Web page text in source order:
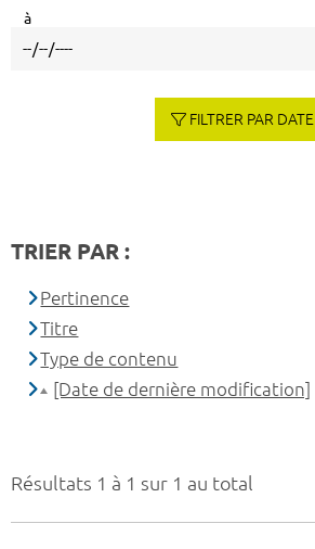
Résultats 1 à 1 sur 1 au total
à
FILTRER PAR DATE
TRIER PAR :
Pertinence
Titre
Type de contenu
[Date de dernière modification]